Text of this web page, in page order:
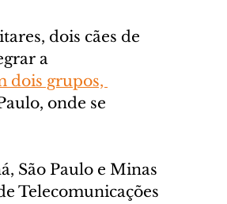
dois cães de
a
dois grupos,
onde se
São Paulo e Minas
Telecomunicações